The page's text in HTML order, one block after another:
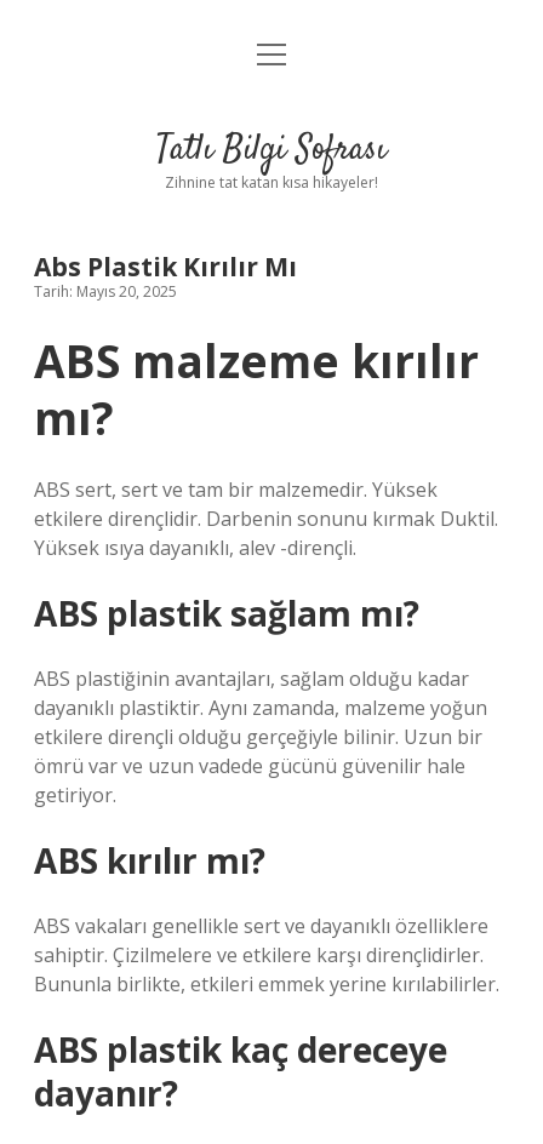
Anasayfa
Yasal Uyarı
menüyü
Tatlı Bilgi Sofrası
Zihnine tat katan kısa hikayeler!
Abs Plastik Kırılır Mı
Tarih: Mayıs 20, 2025
ABS malzeme kırılır
mı?
ABS sert, sert ve tam bir malzemedir. Yüksek
etkilere dirençlidir. Darbenin sonunu kırmak Duktil.
Yüksek ısıya dayanıklı, alev -dirençli.
ABS plastik sağlam mı?
ABS plastiğinin avantajları, sağlam olduğu kadar
dayanıklı plastiktir. Aynı zamanda, malzeme yoğun
etkilere dirençli olduğu gerçeğiyle bilinir. Uzun bir
ömrü var ve uzun vadede gücünü güvenilir hale
getiriyor.
ABS kırılır mı?
ABS vakaları genellikle sert ve dayanıklı özelliklere
sahiptir. Çizilmelere ve etkilere karşı dirençlidirler.
Bununla birlikte, etkileri emmek yerine kırılabilirler.
ABS plastik kaç dereceye
dayanır?